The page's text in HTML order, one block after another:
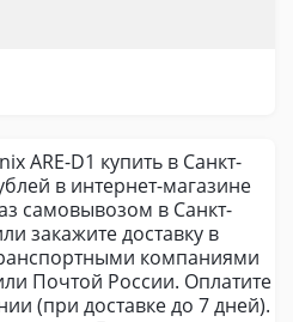
ARE-D1 купить в Санкт-
в интернет-магазине
самовывозом в Санкт-
закажите доставку в
компаниями
Почтой России. Оплатите
(при доставке до 7 дней).